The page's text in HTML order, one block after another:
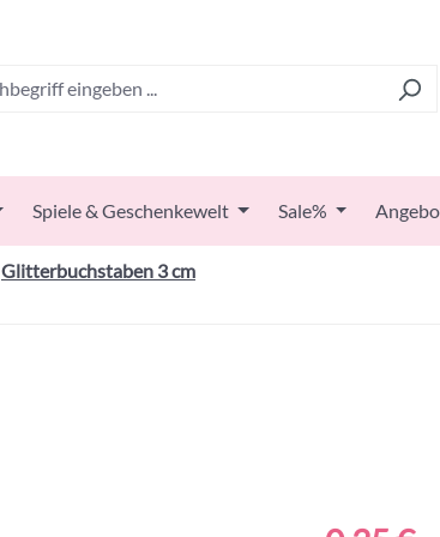
Spiele & Geschenkewelt Sale%
Glitterbuchstaben 3 cm
Regulärer